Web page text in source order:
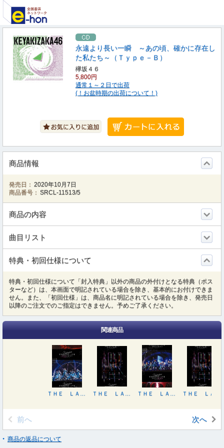
永遠より長い一瞬 ～あの頃、確かに存在し
た私たち～（Ｔｙｐｅ－Ｂ）
欅坂４６
5,800円
通常１～２日で出荷
(！お盆時期の出荷について！)
商品情報
発売日： 2020年10月7日
商品番号： SRCL-11513/5
商品の内容
曲目リスト
特典・初回仕様について
特典・初回仕様について「封入特典」以外の商品の外付けとなる特典（ポス
ターなど）は、本画面で明記されている場合を除き、基本的にお付けできま
せん。また、「初回仕様」は、商品名に明記されている場合を除き、発売日
以降のご注文でのご指定はできません。予めご了承ください。
関連商品
前へ 次へ
商品の返品について